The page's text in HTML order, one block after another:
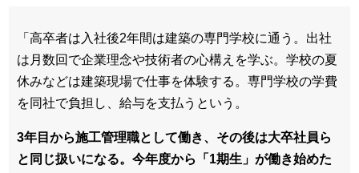
「高卒者は入社後2年間は建築の専門学校に通う。出社
は月数回で企業理念や技術者の心構えを学ぶ。学校の夏
休みなどは建築現場で仕事を体験する。専門学校の学費
を同社で負担し、給与を支払うという。
3年目から施工管理職として働き、その後は大卒社員ら
と同じ扱いになる。今年度から「1期生」が働き始めた